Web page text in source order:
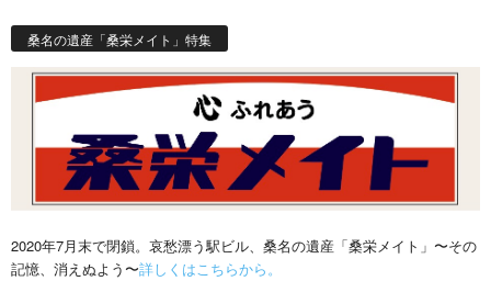
桑名の遺産「桑栄メイト」特集
2020年7月末で閉鎖。哀愁漂う駅ビル、桑名の遺産「桑栄メイト」〜その
記憶、消えぬよう〜詳しくはこちらから。